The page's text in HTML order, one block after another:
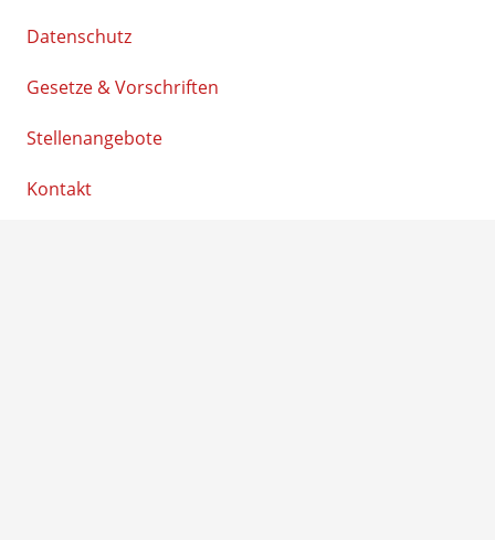
Datenschutz
Gesetze & Vorschriften
Stellenangebote
Kontakt